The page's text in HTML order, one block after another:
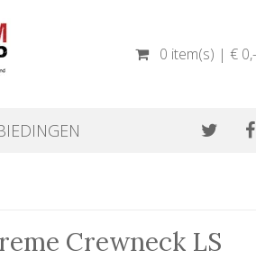
0 item(s) | € 0,-
Crewneck LS